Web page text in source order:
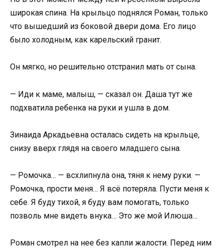
широкая спина. На крыльцо поднялся Роман, только
что вышедший из боковой двери дома. Его лицо
было холодным, как карельский гранит.
Он мягко, но решительно отстранил мать от сына.
— Иди к маме, малыш, — сказал он. Даша тут же
подхватила ребенка на руки и ушла в дом.
Зинаида Аркадьевна осталась сидеть на крыльце,
снизу вверх глядя на своего младшего сына.
— Ромочка… — всхлипнула она, тяня к нему руки. —
Ромочка, прости меня… Я всё потеряла. Пусти меня к
себе. Я буду тихой, я буду вам помогать, только
позволь мне видеть внука… Это же мой Илюша…
Роман смотрел на нее без капли жалости. Перед ним